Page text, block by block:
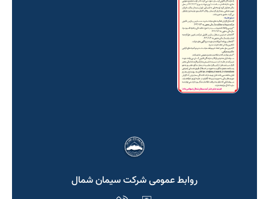
روابط عمومی شرکت سیمان شمال